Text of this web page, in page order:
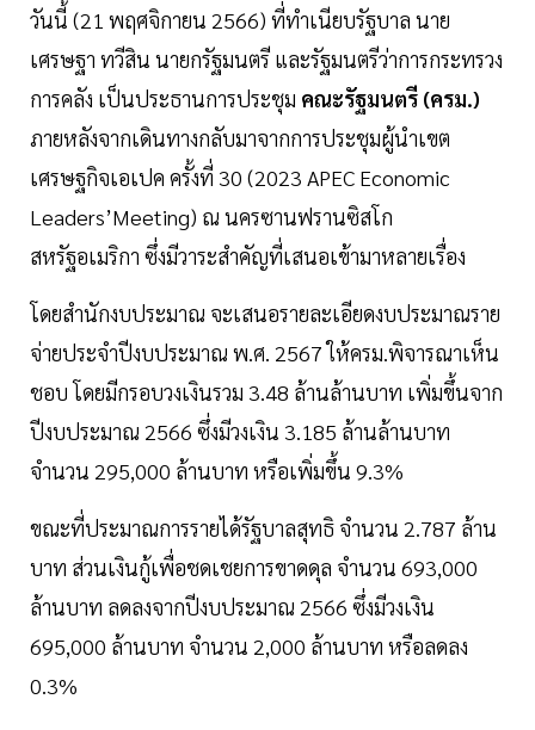
วันนี้ (21 พฤศจิกายน 2566) ที่ทำเนียบรัฐบาล นาย
เศรษฐา ทวีสิน นายกรัฐมนตรี และรัฐมนตรีว่าการกระทรวง
การคลัง เป็นประธานการประชุม คณะรัฐมนตรี (ครม.)
ภายหลังจากเดินทางกลับมาจากการประชุมผู้นำเขต
เศรษฐกิจเอเปค ครั้งที่ 30 (2023 APEC Economic
Leaders’Meeting) ณ นครซานฟรานซิสโก
สหรัฐอเมริกา ซึ่งมีวาระสำคัญที่เสนอเข้ามาหลายเรื่อง
โดยสำนักงบประมาณ จะเสนอรายละเอียดงบประมาณราย
จ่ายประจำปีงบประมาณ พ.ศ. 2567 ให้ครม.พิจารณาเห็น
ชอบ โดยมีกรอบวงเงินรวม 3.48 ล้านล้านบาท เพิ่มขึ้นจาก
ปีงบประมาณ 2566 ซึ่งมีวงเงิน 3.185 ล้านล้านบาท
จำนวน 295,000 ล้านบาท หรือเพิ่มขึ้น 9.3%
ขณะที่ประมาณการรายได้รัฐบาลสุทธิ จำนวน 2.787 ล้าน
บาท ส่วนเงินกู้เพื่อชดเชยการขาดดุล จำนวน 693,000
ล้านบาท ลดลงจากปีงบประมาณ 2566 ซึ่งมีวงเงิน
695,000 ล้านบาท จำนวน 2,000 ล้านบาท หรือลดลง
0.3%